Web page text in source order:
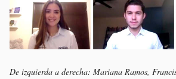
De izquierda a derecha: Mariana Ramos,